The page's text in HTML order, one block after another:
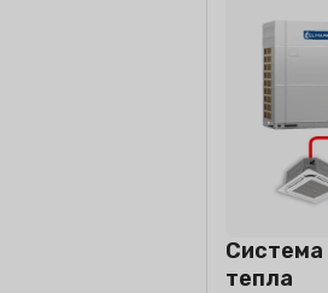
Система
тепла